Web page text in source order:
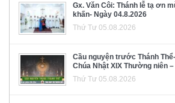
Gx. Văn Côi: Thánh lễ tạ ơn
khấn- Ngày 04.8.2026
Thứ Tư 05.08.2026
Cầu nguyện trước Thánh
Chúa Nhật XIX Thường niên
Thứ Tư 05.08.2026